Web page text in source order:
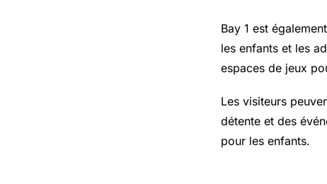
Bay 1 est
les enfants et les
espaces de jeux
Les visiteurs
détente et des
pour les enfants.